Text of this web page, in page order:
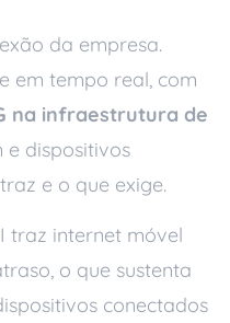
da empresa.
em tempo real, com
na infraestrutura de
e dispositivos
e o que exige.
traz internet móvel
o que sustenta
conectados